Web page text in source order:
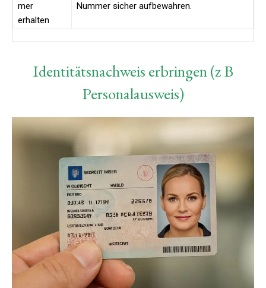
mer
erhalten
Nummer sicher aufbewahren.
Identitätsnachweis erbringen (z B
Personalausweis)